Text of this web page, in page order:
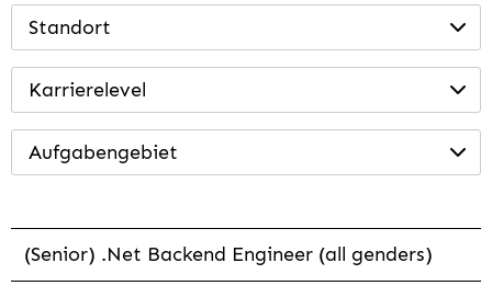
Standort
Karrierelevel
Aufgabengebiet
(Senior) .Net Backend Engineer (all genders)